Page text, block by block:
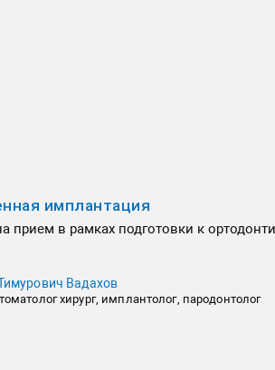
имплантация
прием в рамках подготовки к
Вадахов
хирург, имплантолог, пародонтолог